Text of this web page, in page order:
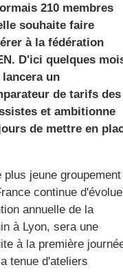
210 membres
souhaite faire
à la fédération
D'ici quelques
lancera un
de tarifs des
et ambitionne
de mettre en
jeune groupement
continue
annuelle de la
à Lyon, sera une
à la première
tenue d'ateliers